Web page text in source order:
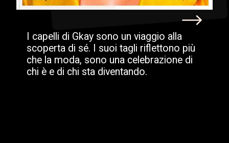
I capelli di Gkay sono un viaggio alla
scoperta di sé. I suoi tagli riflettono più
che la moda, sono una celebrazione di
chi è e di chi sta diventando.